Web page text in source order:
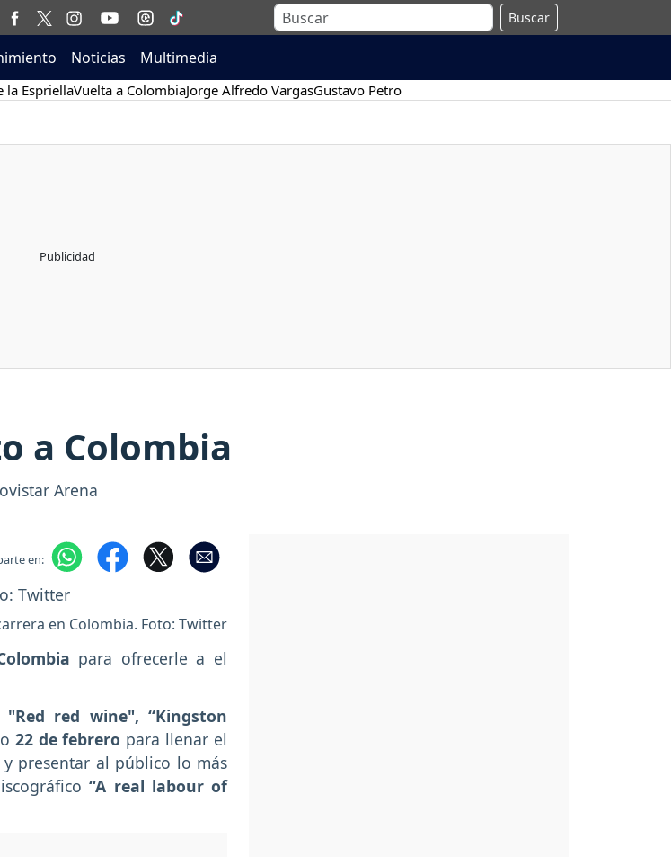
Buscar
Noticias Multimedia
la EspriellaVuelta a ColombiaJorge Alfredo VargasGustavo Petro
a Colombia
Arena
en:
en Colombia. Foto: Twitter
para ofrecerle a el
"Red red wine", “Kingston
22 de febrero para llenar el
presentar al público lo más
“A real labour of